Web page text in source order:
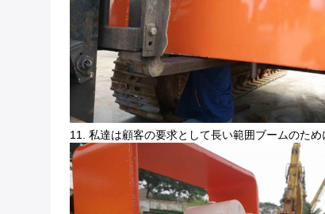
11. 私達は顧客の要求として長い範囲ブームのため